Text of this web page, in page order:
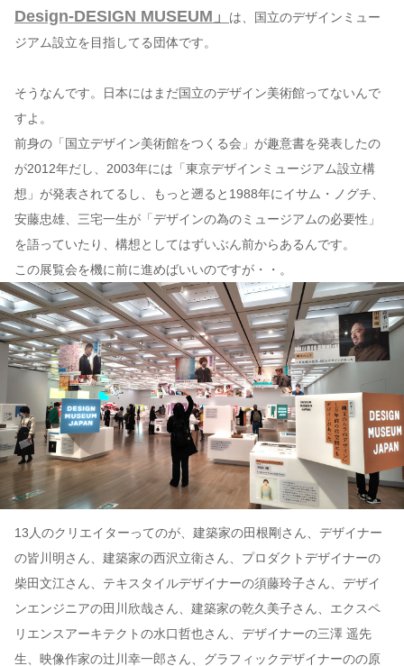
Design-DESIGN MUSEUM」
は、国立のデザインミュー
ジアム設立を目指してる団体です。
そうなんです。日本にはまだ国立のデザイン美術館ってないんで
すよ。
前身の「国立デザイン美術館をつくる会」が趣意書を発表したの
が2012年だし、2003年には「東京デザインミュージアム設立構
想」が発表されてるし、もっと遡ると1988年にイサム・ノグチ、
安藤忠雄、三宅一生が「デザインの為のミュージアムの必要性」
を語っていたり、構想としてはずいぶん前からあるんです。
この展覧会を機に前に進めばいいのですが・・。
13人のクリエイターってのが、建築家の田根剛さん、デザイナー
の皆川明さん、建築家の西沢立衛さん、プロダクトデザイナーの
柴田文江さん、テキスタイルデザイナーの須藤玲子さん、デザイ
ンエンジニアの田川欣哉さん、建築家の乾久美子さん、エクスペ
リエンスアーキテクトの水口哲也さん、デザイナーの三澤 遥先
生、映像作家の辻川幸一郎さん、グラフィックデザイナーのの原